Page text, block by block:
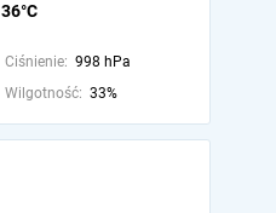
36°C
Ciśnienie: 998 hPa
Wilgotność: 33%